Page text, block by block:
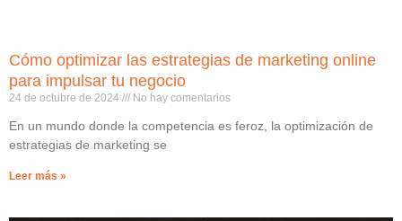
Cómo optimizar las estrategias de marketing online
para impulsar tu negocio
24 de octubre de 2024 No hay comentarios
En un mundo donde la competencia es feroz, la optimización de
estrategias de marketing se
Leer más »